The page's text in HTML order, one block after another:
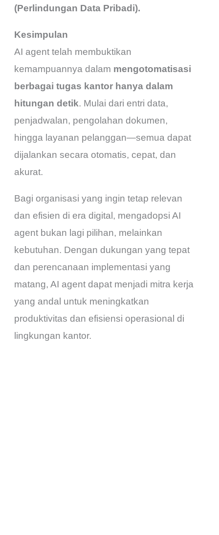
(Perlindungan Data Pribadi).
Kesimpulan
AI agent telah membuktikan
kemampuannya dalam mengotomatisasi
berbagai tugas kantor hanya dalam
hitungan detik. Mulai dari entri data,
penjadwalan, pengolahan dokumen,
hingga layanan pelanggan—semua dapat
dijalankan secara otomatis, cepat, dan
akurat.
Bagi organisasi yang ingin tetap relevan
dan efisien di era digital, mengadopsi AI
agent bukan lagi pilihan, melainkan
kebutuhan. Dengan dukungan yang tepat
dan perencanaan implementasi yang
matang, AI agent dapat menjadi mitra kerja
yang andal untuk meningkatkan
produktivitas dan efisiensi operasional di
lingkungan kantor.